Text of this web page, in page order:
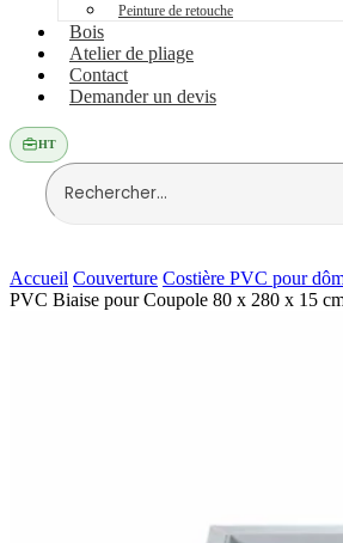
Peinture de retouche
Bois
Atelier de pliage
Contact
Demander un devis
HT
Accueil Couverture Costière PVC pour
PVC Biaise pour Coupole 80 x 280 x 15